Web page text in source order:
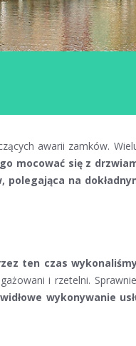
awarii zamków.
mocować się z
na
ten czas
i rzetelni.
wykonywanie